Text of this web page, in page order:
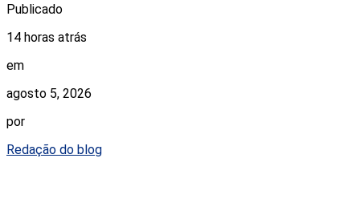
Publicado
14 horas atrás
em
agosto 5, 2026
por
Redação do blog